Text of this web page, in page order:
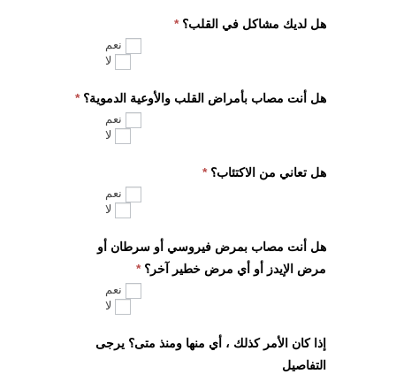
هل لديك مشاكل في القلب؟*
نعم
لا
هل أنت مصاب بأمراض القلب والأوعية الدموية؟*
نعم
لا
هل تعاني من الاكتئاب؟*
نعم
لا
هل أنت مصاب بمرض فيروسي أو سرطان أو
مرض الإيدز أو أي مرض خطير آخر؟*
نعم
لا
إذا كان الأمر كذلك ، أي منها ومنذ متى؟ يرجى
التفاصيل